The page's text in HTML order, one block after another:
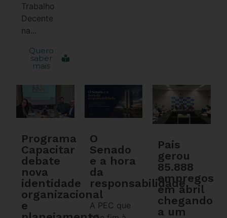
Trabalho
Decente
na...
Quero
saber
mais
Programa
Capacitar
debate
nova
identidade
organizacional
e
O
Senado
e a hora
da
responsabilidade
A PEC que
Pais
gerou
85.888
empregos
em abril
chegando
a um